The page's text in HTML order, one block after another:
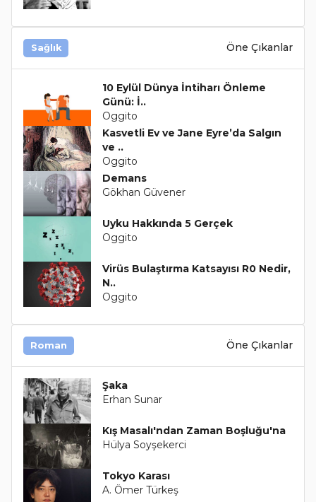
Sağlık Öne Çıkanlar
10 Eylül Dünya İntiharı Önleme
Günü: İ..
Oggito
Kasvetli Ev ve Jane Eyre’da Salgın
ve ..
Oggito
Demans
Gökhan Güvener
Uyku Hakkında 5 Gerçek
Oggito
Virüs Bulaştırma Katsayısı R0 Nedir,
N..
Oggito
Roman Öne Çıkanlar
Şaka
Erhan Sunar
Kış Masalı'ndan Zaman Boşluğu'na
Hülya Soyşekerci
Tokyo Karası
A. Ömer Türkeş